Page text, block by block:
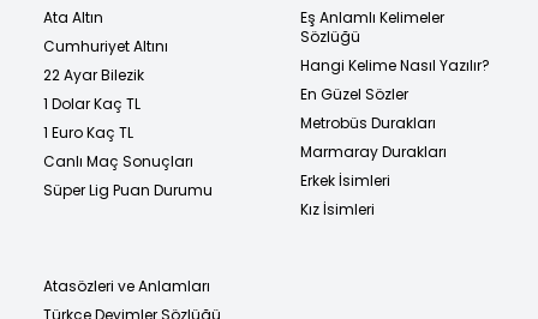
Ata Altın
Cumhuriyet Altını
22 Ayar Bilezik
1 Dolar Kaç TL
1 Euro Kaç TL
Canlı Maç Sonuçları
Süper Lig Puan Durumu
Eş Anlamlı Kelimeler
Sözlüğü
Hangi Kelime Nasıl Yazılır?
En Güzel Sözler
Metrobüs Durakları
Marmaray Durakları
Erkek İsimleri
Kız İsimleri
Atasözleri ve Anlamları
Türkçe Deyimler Sözlüğü